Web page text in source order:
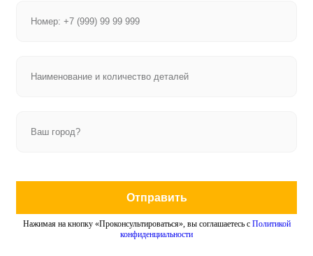
Отправить
Нажимая на кнопку «Проконсультироваться», вы соглашаетесь с Политикой
конфиденциальности